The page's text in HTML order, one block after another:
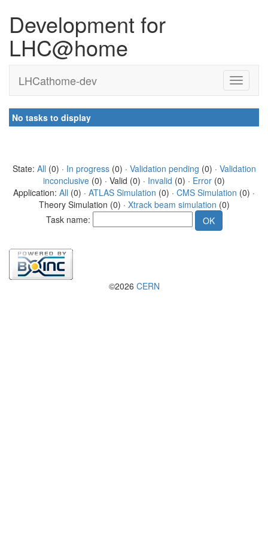
Development for
LHC@home
LHCathome-dev
No tasks to display
State: All (0) · In progress(0) · Validation pending (0) · Validation
inconclusive (0) · Valid (0) · Invalid (0) · Error (0)
Application: All (0) · ATLAS Simulation (0) · CMS Simulation (0) ·
Theory Simulation (0) · Xtrack beam simulation (0)
Task name:
©2026 CERN